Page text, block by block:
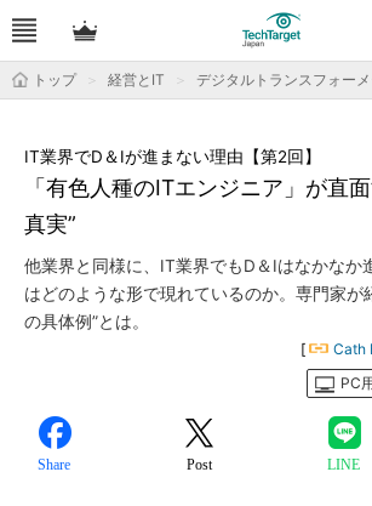
トップ 経営とIT デジタルトランスフォー
「有色人種のITエンジニア」が直
真実”
IT業界でD＆Iが進まない理由【第2回】
他業界と同様に、IT業界でもD＆Iはなかなか
はどのような形で現れているのか。専門家が
の具体例”とは。
[ Cath
PC
Share Post LINE